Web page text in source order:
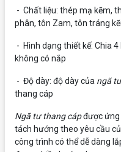
- Chất liệu: thép mạ kẽm,
phân, tôn Zam, tôn tráng
- Hình dạng thiết kế: Chia
không có nắp
- Độ dày: độ dày của ngã
thang cáp
Ngã tư thang cápđược ứng
tách hướng theo yêu cầu
công trình có thể dễ dàng